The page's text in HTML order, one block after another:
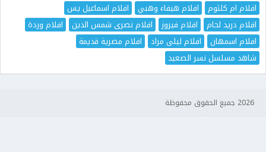
افلام ام كلثوم
افلام هيفاء وهبي
افلام اسماعيل يس
افلام دريد لحام
افلام فيروز افلام نصرى شمس الدين
افلام وردة
افلام اسمهان
افلام ليلى مراد
افلام مصرية قديمة
شاهد مسلسل نسر الصعيد
2026 جميع الحقوق محفوظة